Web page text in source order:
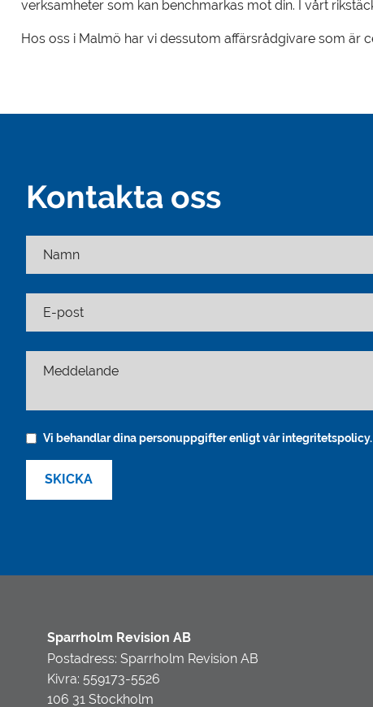
verksamheter som kan benchmarkas mot din. I vårt
Hos oss i Malmö har vi dessutom affärsrådgivare som är
Kontakta oss
Namn
E-post
Vi behandlar dina personuppgifter enligt vår
Sparrholm Revision AB
Postadress: Sparrholm Revision AB
Kivra: 559173-5526
106 31 Stockholm